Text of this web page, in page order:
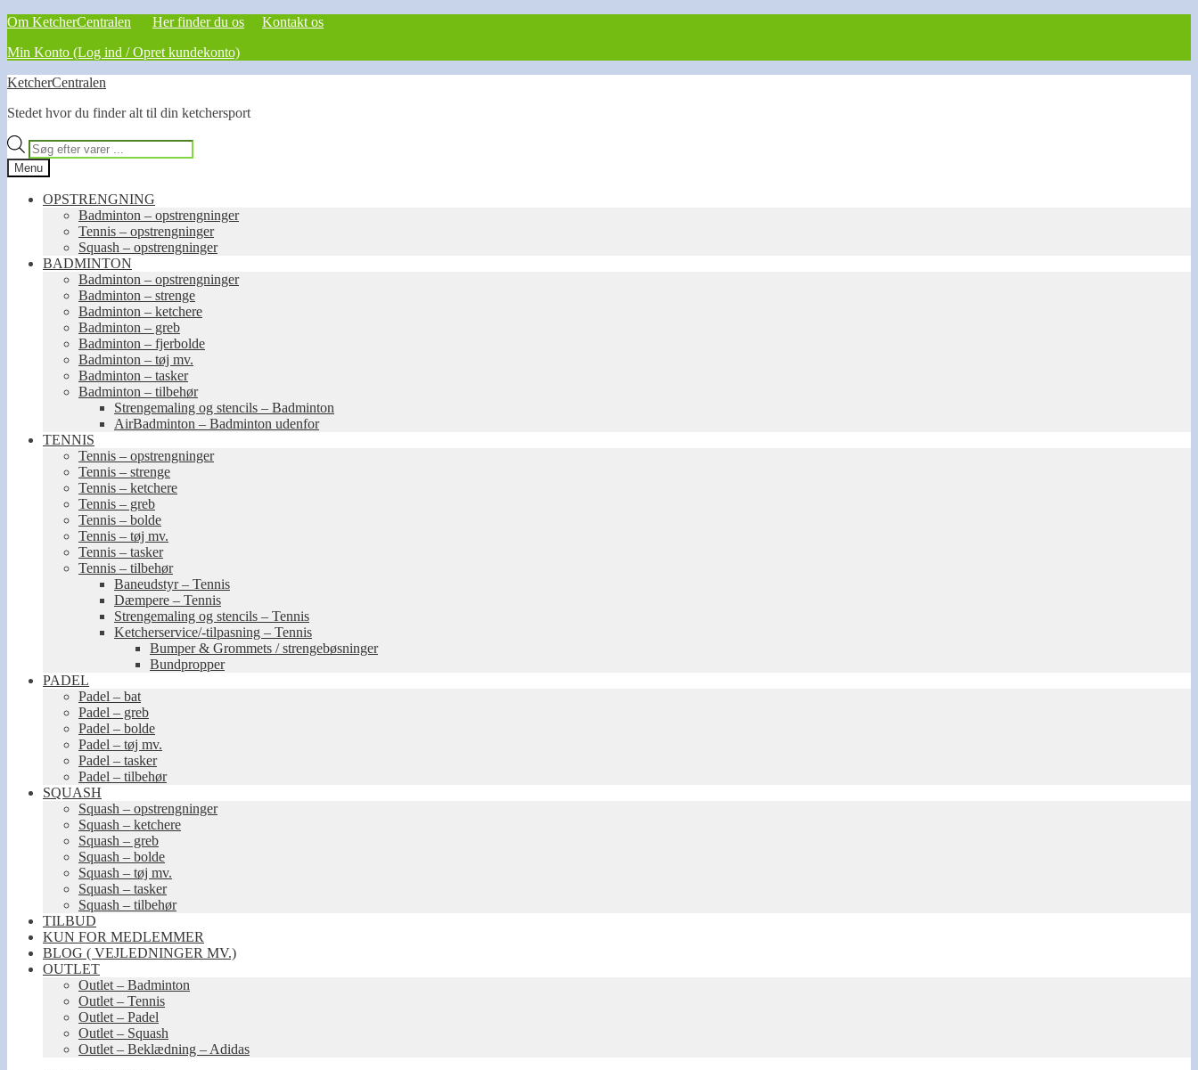
Om KetcherCentralen Her finder du os
Kontakt os
Min Konto (Log ind / Opret kundekonto)
Spring
navigation
Spring
indhold
KetcherCentralen
Stedet hvor du finder alt til din ketchersport
Products
search
Menu
OPSTRENGNING
Badminton – opstrengninger
Tennis – opstrengninger
Squash – opstrengninger
BADMINTON
Badminton – opstrengninger
Badminton – strenge
Badminton – ketchere
Badminton – greb
Badminton – fjerbolde
Badminton – tøj mv.
Badminton – tasker
Badminton – tilbehør
Strengemaling og stencils – Badminton
AirBadminton – Badminton udenfor
TENNIS
Tennis – opstrengninger
Tennis – strenge
Tennis – ketchere
Tennis – greb
Tennis – bolde
Tennis – tøj mv.
Tennis – tasker
Tennis – tilbehør
Baneudstyr – Tennis
Dæmpere – Tennis
Strengemaling og stencils – Tennis
Ketcherservice/-tilpasning – Tennis
Bumper & Grommets / strengebøsninger
Bundpropper
PADEL
Padel – bat
Padel – greb
Padel – bolde
Padel – tøj mv.
Padel – tasker
Padel – tilbehør
SQUASH
Squash – opstrengninger
Squash – ketchere
Squash – greb
Squash – bolde
Squash – tøj mv.
Squash – tasker
Squash – tilbehør
TILBUD
KUN FOR MEDLEMMER
BLOG ( VEJLEDNINGER MV.)
OUTLET
Outlet – Badminton
Outlet – Tennis
Outlet – Padel
Outlet – Squash
Outlet – Beklædning – Adidas